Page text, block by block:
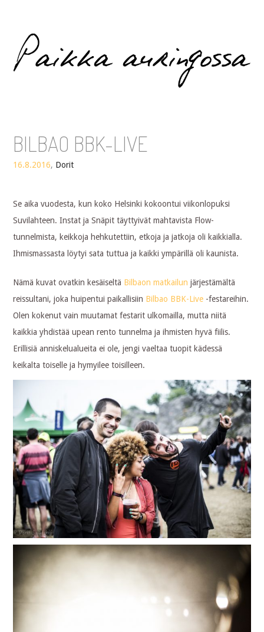
BILBAO BBK-LIVE
16.8.2016, Dorit
Se aika vuodesta, kun koko Helsinki kokoontui viikonlopuksi
Suvilahteen. Instat ja Snäpit täyttyivät mahtavista Flow-
tunnelmista, keikkoja hehkutettiin, etkoja ja jatkoja oli kaikkialla.
Ihmismassasta löytyi sata tuttua ja kaikki ympärillä oli kaunista.
Nämä kuvat ovatkin kesäiseltä Bilbaon matkailunjärjestämältä
reissultani, joka huipentui paikallisiin Bilbao BBK-Live -festareihin.
Olen kokenut vain muutamat festarit ulkomailla, mutta niitä
kaikkia yhdistää upean rento tunnelma ja ihmisten hyvä fiilis.
Erillisiä anniskelualueita ei ole, jengi vaeltaa tuopit kädessä
keikalta toiselle ja hymyilee toisilleen.